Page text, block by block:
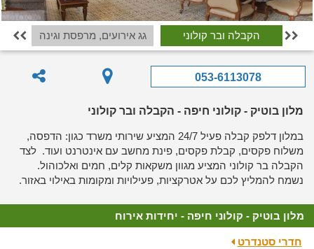
הקבלה ובר קולוני גג אירועים, מרפסת וגינה 

053-6113078
מלון בוטיק - קולוני חיפה - הקבלה ובר קולוני
במלון דלפק קבלה פעיל 24/7 המציע שירותי משרד כגון: הדפסה,
משלוח פקסים, קבלת פקסים, פינת מחשב עם אינטרנט ועוד. לצד
הקבלה בר קולוני המציע מגוון משקאות קלים, חמים ואלכוהול.
נשמח להמליץ לכם על אטרקציות, פעילויות ומקומות באילוי באזור.
מלון בוטיק - קולוני חיפה - יחידות אירוח
חדרי סטנדרט